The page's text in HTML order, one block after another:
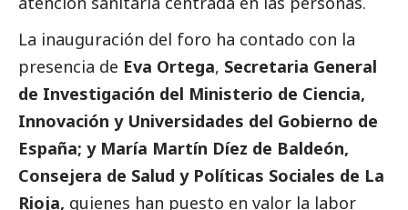
La inauguración del foro ha contado con la
presencia de Eva Ortega, Secretaria General
de Investigación del Ministerio de Ciencia,
Innovación y Universidades del Gobierno de
España; y María Martín Díez de Baldeón,
Consejera de Salud y Políticas Sociales de La
Rioja, quienes han puesto en valor la labor